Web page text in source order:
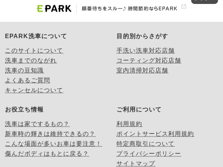
EPARK洗車について
このサイトについて
洗車までのながれ
洗車の豆知識
よくあるご質問
キャンセルについて
目的別からさがす
手洗い洗車対応店舗
コーティング対応店舗
室内清掃対応店舗
お役立ち情報
洗車は家でするもの？
新車時の輝きは維持できるの？
こんな場面が多いお車は要注意！
傷んだボディはもとに戻る？
ご利用について
利用規約
ポイントサービス利用規約
特定商取引について
プライバシーポリシー
サイトマップ